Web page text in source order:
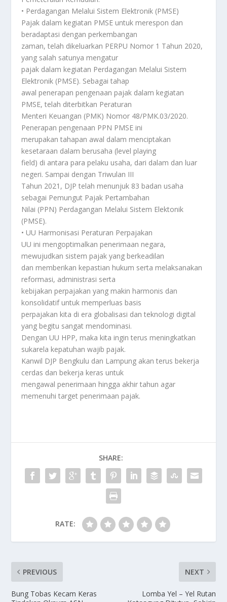
• Perdagangan Melalui Sistem Elektronik (PMSE)
Pajak dalam kegiatan PMSE untuk merespon dan
beradaptasi dengan perkembangan
zaman, telah dikeluarkan PERPU Nomor 1 Tahun 2020,
yang salah satunya mengatur
pajak dalam kegiatan Perdagangan Melalui Sistem
Elektronik (PMSE). Sebagai tahap
awal penerapan pengenaan pajak dalam kegiatan
PMSE, telah diterbitkan Peraturan
Menteri Keuangan (PMK) Nomor 48/PMK.03/2020.
Penerapan pengenaan PPN PMSE ini
merupakan tahapan awal dalam menciptakan
kesetaraan dalam berusaha (level playing
field) di antara para pelaku usaha, dari dalam dan luar
negeri. Sampai dengan Triwulan III
Tahun 2021, DJP telah menunjuk 83 badan usaha
sebagai Pemungut Pajak Pertambahan
Nilai (PPN) Perdagangan Melalui Sistem Elektonik
(PMSE).
• UU Harmonisasi Peraturan Perpajakan
UU ini mengoptimalkan penerimaan negara,
mewujudkan sistem pajak yang berkeadilan
dan memberikan kepastian hukum serta melaksanakan
reformasi, administrasi serta
kebijakan perpajakan yang makin harmonis dan
konsolidatif untuk memperluas basis
perpajakan kita di era globalisasi dan teknologi digital
yang begitu sangat mendominasi.
Dengan UU HPP, maka kita ingin terus meningkatkan
sukarela kepatuhan wajib pajak.
Kanwil DJP Bengkulu dan Lampung akan terus bekerja
cerdas dan bekerja keras untuk
mengawal penerimaan hingga akhir tahun agar
memenuhi target penerimaan pajak.
SHARE:
RATE:
PREVIOUS
Bung Tobas Kecam Keras
NEXT
Lomba Yel – Yel Rutan